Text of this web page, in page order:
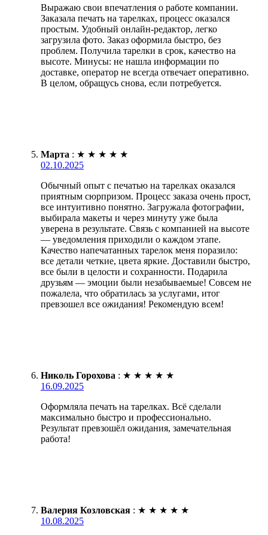
Выражаю свои впечатления о работе компании.
Заказала печать на тарелках, процесс оказался
простым. Удобный онлайн-редактор, легко
загрузила фото. Заказ оформила быстро, без
проблем. Получила тарелки в срок, качество на
высоте. Минусы: не нашла информации по
доставке, оператор не всегда отвечает оперативно.
В целом, обращусь снова, если потребуется.
Марта : ★ ★ ★ ★ ★
02.10.2025
Обычный опыт с печатью на тарелках оказался
приятным сюрпризом. Процесс заказа очень прост,
все интуитивно понятно. Загружала фотографии,
выбирала макеты и через минуту уже была
уверена в результате. Связь с компанией на высоте
— уведомления приходили о каждом этапе.
Качество напечатанных тарелок меня поразило:
все детали четкие, цвета яркие. Доставили быстро,
все были в целости и сохранности. Подарила
друзьям — эмоции были незабываемые! Совсем не
пожалела, что обратилась за услугами, итог
превзошел все ожидания! Рекомендую всем!
Николь Горохова : ★ ★ ★ ★ ★
16.09.2025
Оформляла печать на тарелках. Всё сделали
максимально быстро и профессионально.
Результат превзошёл ожидания, замечательная
работа!
Валерия Козловская : ★ ★ ★ ★ ★
10.08.2025